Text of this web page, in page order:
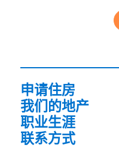
申请住房
我们的地产
职业生涯
联系方式